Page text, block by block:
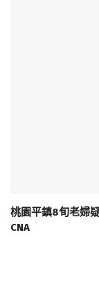
桃園平鎮8旬老婦
CNA